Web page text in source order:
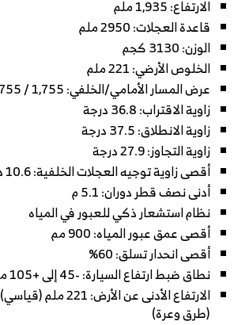
الارتفاع: 1,935 ملم
قاعدة العجلات: 2950 ملم
الوزن: 3130 كجم
الخلوص الأرضي: 221 ملم
عرض المسار الأمامي/الخلفي: 1,755 / 1,755 ملم
زاوية الاقتراب: 36.8 درجة
زاوية الانطلاق: 37.5 درجة
زاوية التجاوز: 27.9 درجة
أقصى زاوية توجيه العجلات الخلفية: 10.6 درجة
أدنى نصف قطر دوران: 5.1 م
نظام استشعار ذكي للعبور في المياه
أقصى عمق عبور المياه: 900 مم
أقصى انحدار تسلق: 60%
نطاق ضبط ارتفاع السيارة: -45 إلى +105 مم
(طرق وعرة)